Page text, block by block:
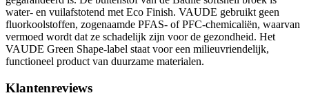
water- en vuilafstotend met Eco Finish. VAUDE gebruikt geen
fluorkoolstoffen, zogenaamde PFAS- of PFC-chemicaliën, waarvan
vermoed wordt dat ze schadelijk zijn voor de gezondheid. Het
VAUDE Green Shape-label staat voor een milieuvriendelijk,
functioneel product van duurzame materialen.
Klantenreviews